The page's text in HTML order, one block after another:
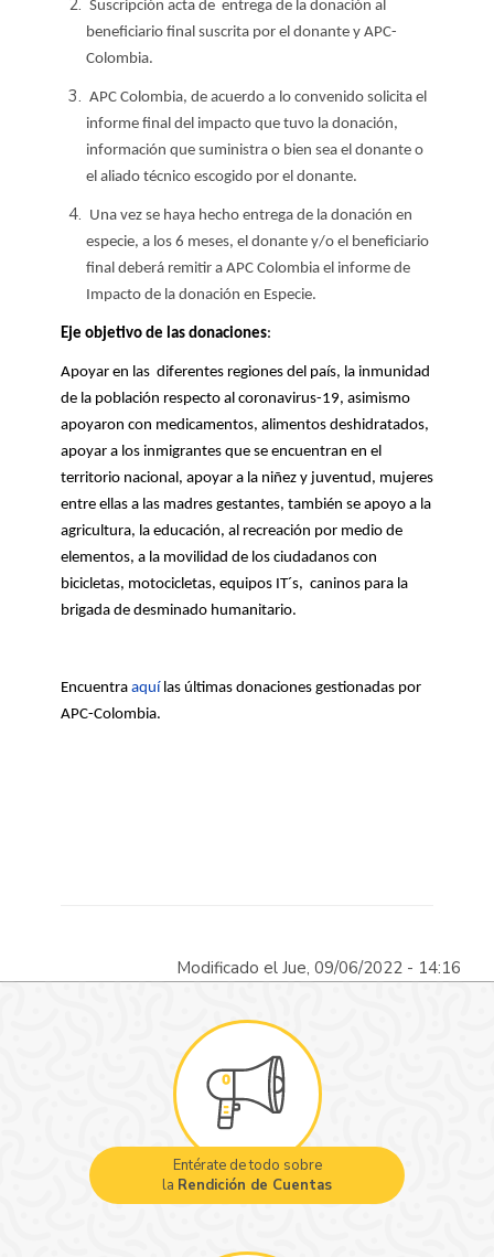
Suscripción acta de entrega de la donación al
beneficiario final suscrita por el donante y APC-
Colombia.
APC Colombia, de acuerdo a lo convenido solicita el
informe final del impacto que tuvo la donación,
información que suministra o bien sea el donante o
el aliado técnico escogido por el donante.
Una vez se haya hecho entrega de la donación en
especie, a los 6 meses, el donante y/o el beneficiario
final deberá remitir a APC Colombia el informe de
Impacto de la donación en Especie.
Eje objetivo de las donaciones:
Apoyar en las diferentes regiones del país, la inmunidad
de la población respecto al coronavirus-19, asimismo
apoyaron con medicamentos, alimentos deshidratados,
apoyar a los inmigrantes que se encuentran en el
territorio nacional, apoyar a la niñez y juventud, mujeres
entre ellas a las madres gestantes, también se apoyo a la
agricultura, la educación, al recreación por medio de
elementos, a la movilidad de los ciudadanos con
bicicletas, motocicletas, equipos IT´s, caninos para la
brigada de desminado humanitario.
Encuentra aquílas últimas donaciones gestionadas por
APC-Colombia.
Modificado el Jue, 09/06/2022 - 14:16
Entérate de todo sobre
la Rendición de Cuentas